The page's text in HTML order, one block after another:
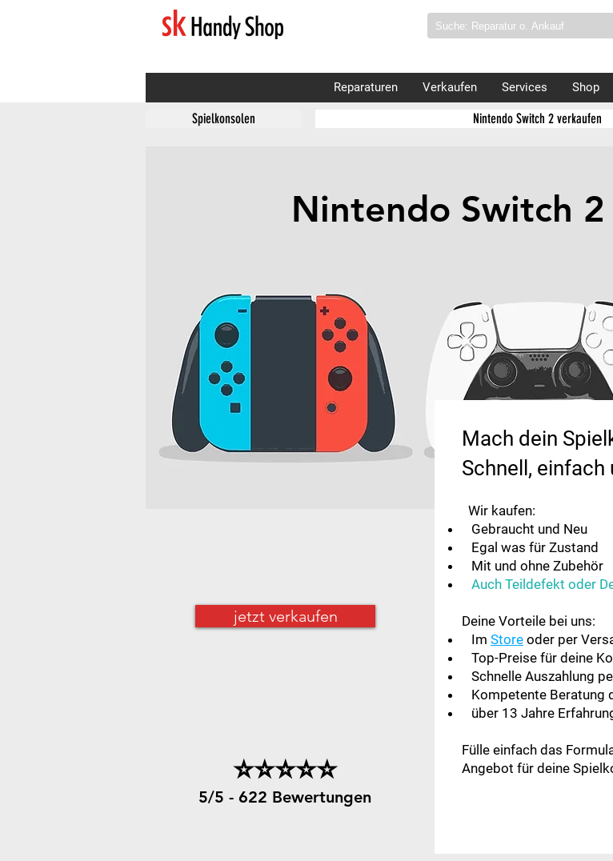
Reparaturen Verkaufen Services Shop
Spielkonsolen Nintendo Switch 2 verkaufen
Nintendo Switch
jetzt verkaufen
⭐⭐⭐⭐⭐
5/5 - 622 Bewertungen
Mach dein
Schnell,
Wir kaufen: ​
Gebraucht und Neu
Egal was für Zustand
Mit und ohne Zubehör​​
Auch Teildefekt oder
Deine Vorteile bei uns:
Im Store oder per
Top-Preise für deine
Schnelle Auszahlung
Kompetente Beratung
über 13 Jahre
Fülle einfach das
Angebot für deine